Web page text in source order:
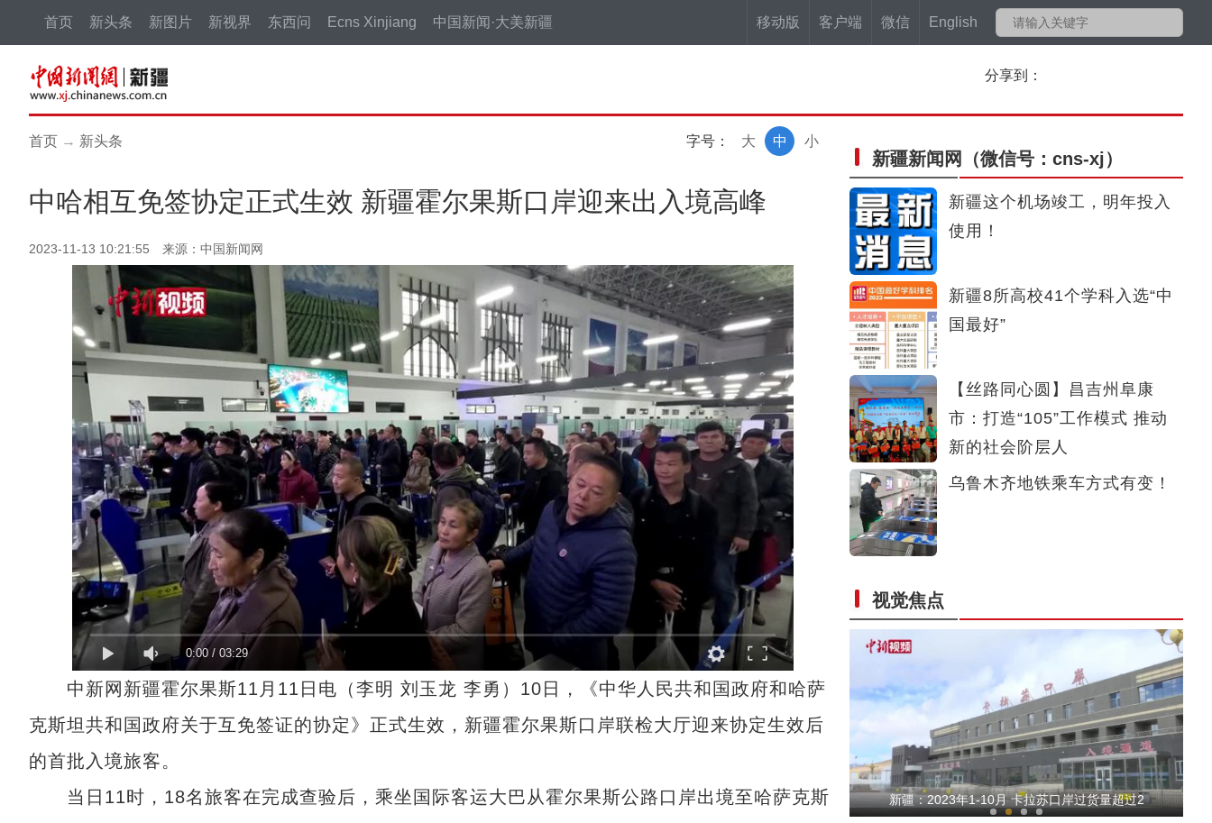
移动版 客户端 微信 English
首页 新头条 新图片 新视界 东西问 Ecns Xinjiang 中国新闻·大美新疆
分享到：
首页 → 新头条 字号： 小
中
大
中哈相互免签协定正式生效 新疆霍尔果斯口岸迎来出入境高峰
2023-11-13 10:21:55 来源：中国新闻网
0:00/ 03:29
中新网新疆霍尔果斯11月11日电（李明 刘玉龙 李勇）10日，《中华人民共和国政府和哈萨
克斯坦共和国政府关于互免签证的协定》正式生效，新疆霍尔果斯口岸联检大厅迎来协定生效后
的首批入境旅客。
当日11时，18名旅客在完成查验后，乘坐国际客运大巴从霍尔果斯公路口岸出境至哈萨克斯
新疆新闻网 （微信号：cns-xj）
新疆这个机场竣工，明年投入
使用！
新疆8所高校41个学科入选“中
国最好”
【丝路同心圆】昌吉州阜康
市：打造“105”工作模式 推动
新的社会阶层人
乌鲁木齐地铁乘车方式有变！
视觉焦点
沙雅县：植树造林 增新绿添活力
中哈相互免签协定生效 霍尔果斯口岸迎出入境
新疆：2023年1-10月 卡拉苏口岸过货量超过2